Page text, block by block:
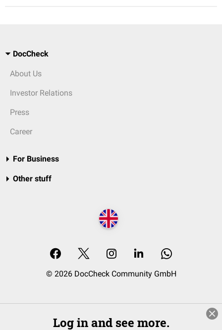
DocCheck
About Us
Investor Relations
Press
Career
For Business
Other stuff
© 2026 DocCheck Community GmbH
Log in and see more.